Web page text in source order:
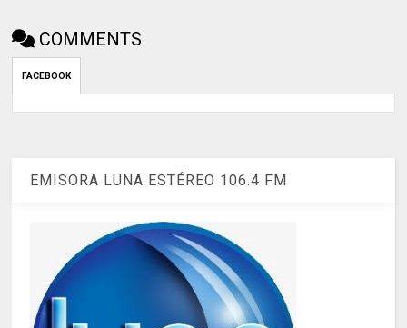
COMMENTS
FACEBOOK
EMISORA LUNA ESTÉREO 106.4 FM